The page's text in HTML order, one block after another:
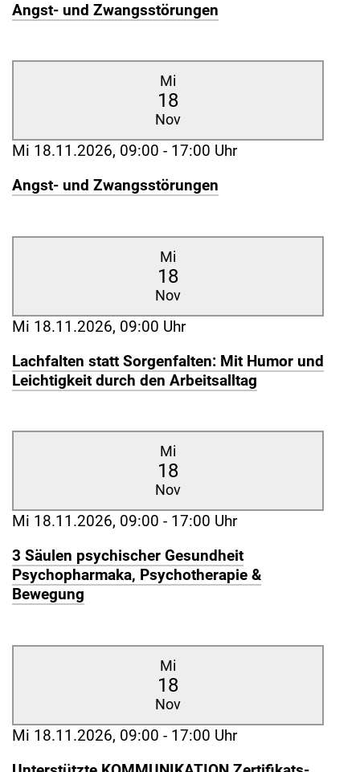
Angst- und Zwangsstörungen
Mi
18
Nov
Mi 18.11.2026, 09:00 - 17:00 Uhr
Angst- und Zwangsstörungen
Mi
18
Nov
Mi 18.11.2026, 09:00 Uhr
Lachfalten statt Sorgenfalten: Mit Humor und
Leichtigkeit durch den Arbeitsalltag
Mi
18
Nov
Mi 18.11.2026, 09:00 - 17:00 Uhr
3 Säulen psychischer Gesundheit
Psychopharmaka, Psychotherapie &
Bewegung
Mi
18
Nov
Mi 18.11.2026, 09:00 - 17:00 Uhr